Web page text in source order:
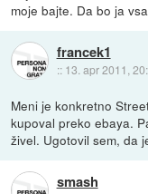
moje bajte. Da bo ja
francek1
:: 13. apr 2011,
Meni je konkretno
kupoval preko ebaya.
živel. Ugotovil sem, da
smash